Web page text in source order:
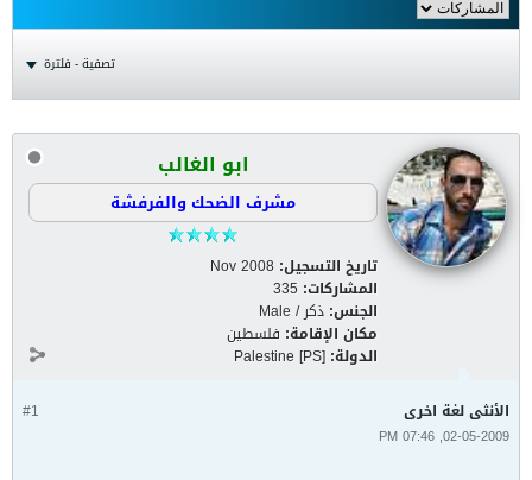
تصفية - فلترة
ابو الغالب
مشرف الضحك والفرفشة
تاريخ التسجيل: Nov 2008
المشاركات: 335
الجنس: ذكر / Male
مكان الإقامة: فلسطين
الدولة: Palestine [PS]
#1 الأنثى لغة اخرى
02-05-2009, 07:46 PM